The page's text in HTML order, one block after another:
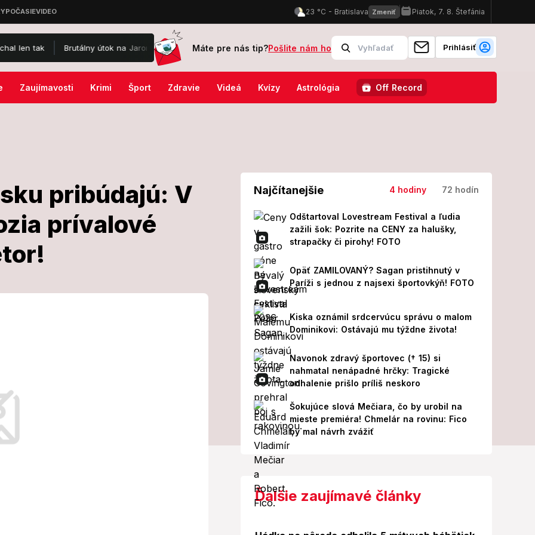
Brutálny útok na Jaromíra Soukupa: Skončil v nemocnici a je po operácii! Z jeho prvých slov MRAZÍ Odštartoval Lovestream
Máte pre nás tip?Pošlite nám ho Prihlásiť
Zaujímavosti Krimi Šport Zdravie Videá Kvízy Astrológia Off Record
pribúdajú: V
prívalové
okresoch
priemernú rýchlosť asi 45
Najčítanejšie 4 hodiny 72 hodín
Odštartoval Lovestream Festival a ľudia
zažili šok: Pozrite na CENY za halušky,
strapačky či pirohy! FOTO
Opäť ZAMILOVANÝ? Sagan pristihnutý v
Paríži s jednou z najsexi športovkýň! FOTO
Kiska oznámil srdcervúcu správu o malom
Dominikovi: Ostávajú mu týždne života!
Navonok zdravý športovec († 15) si
nahmatal nenápadné hrčky: Tragické
odhalenie prišlo príliš neskoro
Šokujúce slová Mečiara, čo by urobil na
mieste premiéra! Chmelár na rovinu: Fico
by mal návrh zvážiť
Ďalšie zaujímavé články